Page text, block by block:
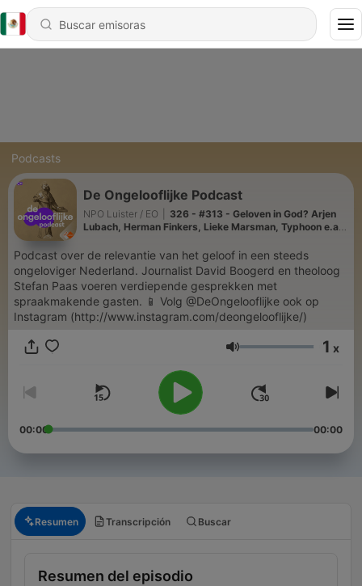
Podcasts
De Ongelooflijke Podcast
NPO Luister / EO
326 - #313 - Geloven in God? Arjen
Lubach, Herman Finkers, Lieke Marsman, Typhoon e.a. |
Podcast over de relevantie van het geloof in een steeds
ongeloviger Nederland. Journalist David Boogerd en theoloog
Stefan Paas voeren verdiepende gesprekken met
spraakmakende gasten. 📱 Volg @DeOngelooflijke ook op
Instagram (http://www.instagram.com/deongelooflijke/)
Volumen 1 x
00:00 00:00
Resumen Transcripción Buscar
Resumen del episodio